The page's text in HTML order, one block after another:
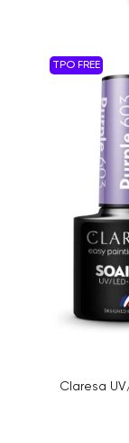
TPO FREE
Claresa